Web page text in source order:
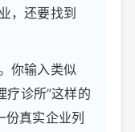
，还要找到
你输入类似
诊所”这样的
份真实企业列